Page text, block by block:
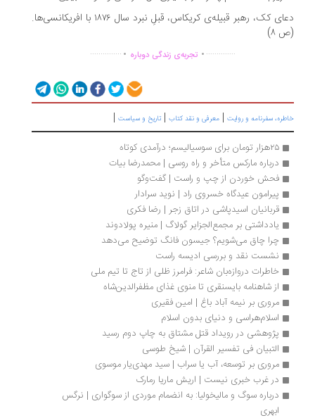
دعای کک، رهبر قبیله‌ی کریکاس، قبلِ نبرد سال ۱۸۷۶ با افریکانسی‌ها.
............... .تجربه‌ی زندگی دوباره ...............
سفرنامه‌ و روایت|معرفی و نقد کتاب|تاریخ و سیاست |
درباره مارکس متأخر و راه روسی | محمدرضا بیات
فحش خوردن از چپ و راست | گفت‌وگو
پیرامون عیدگاه خسروی راد | نوید سرادار
قربانیان اسیدپاشی در اتاق زجر | رضا فکری
یادداشتی بر مجمع‌الجزایر گولاگ | منیره پولادوند
چرا چاق می‌شویم؟ جیسون فانگ توضیح می‌دهد
نشست نقد و بررسی ادیسه راست
خاطرات دروازه‌بان شاعر: فرامرز ظلی از تاج تا تیم ملی
از شاهنامه بایسنقری تا منوی غذای مظفرالدین‌شاه
مروری بر نیمه آباد باغ | امین فقیری
اسلام‌هراسی و دنیای بدون اسلام
پژوهشی در رویداد قتل مشتاق به چاپ دوم رسید
التبیان فی تفسیر القرآن | شیخ طوسی
مروری بر توسعه، آب یا سراب | سید مهدی‌یار موسوی
در غرب خبری نیست | اریش ماریا رمارک
درباره سوگ و مالیخولیا: به ‌انضمام موردی از سوگواری | نرگس